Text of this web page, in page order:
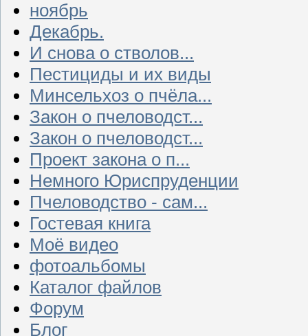
ноябрь
Декабрь.
И снова о стволов...
Пестициды и их виды
Минсельхоз о пчёла...
Закон о пчеловодст...
Закон о пчеловодст...
Проект закона о п...
Немного Юриспруденции
Пчеловодство - сам...
Гостевая книга
Моё видео
фотоальбомы
Каталог файлов
Форум
Блог